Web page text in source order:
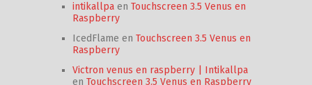
intikallpa en Touchscreen 3.5 Venus en
Raspberry
IcedFlame en Touchscreen 3.5 Venus en
Raspberry
Victron venus en raspberry | Intikallpa
en Touchscreen 3.5 Venus en Raspberry